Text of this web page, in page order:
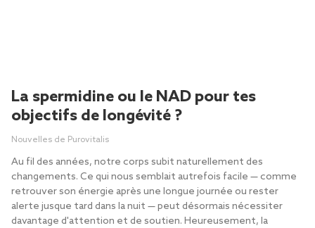
La spermidine ou le NAD pour tes
objectifs de longévité ?
Nouvelles de Purovitalis
Au fil des années, notre corps subit naturellement des
changements. Ce qui nous semblait autrefois facile — comme
retrouver son énergie après une longue journée ou rester
alerte jusque tard dans la nuit — peut désormais nécessiter
davantage d'attention et de soutien. Heureusement, la